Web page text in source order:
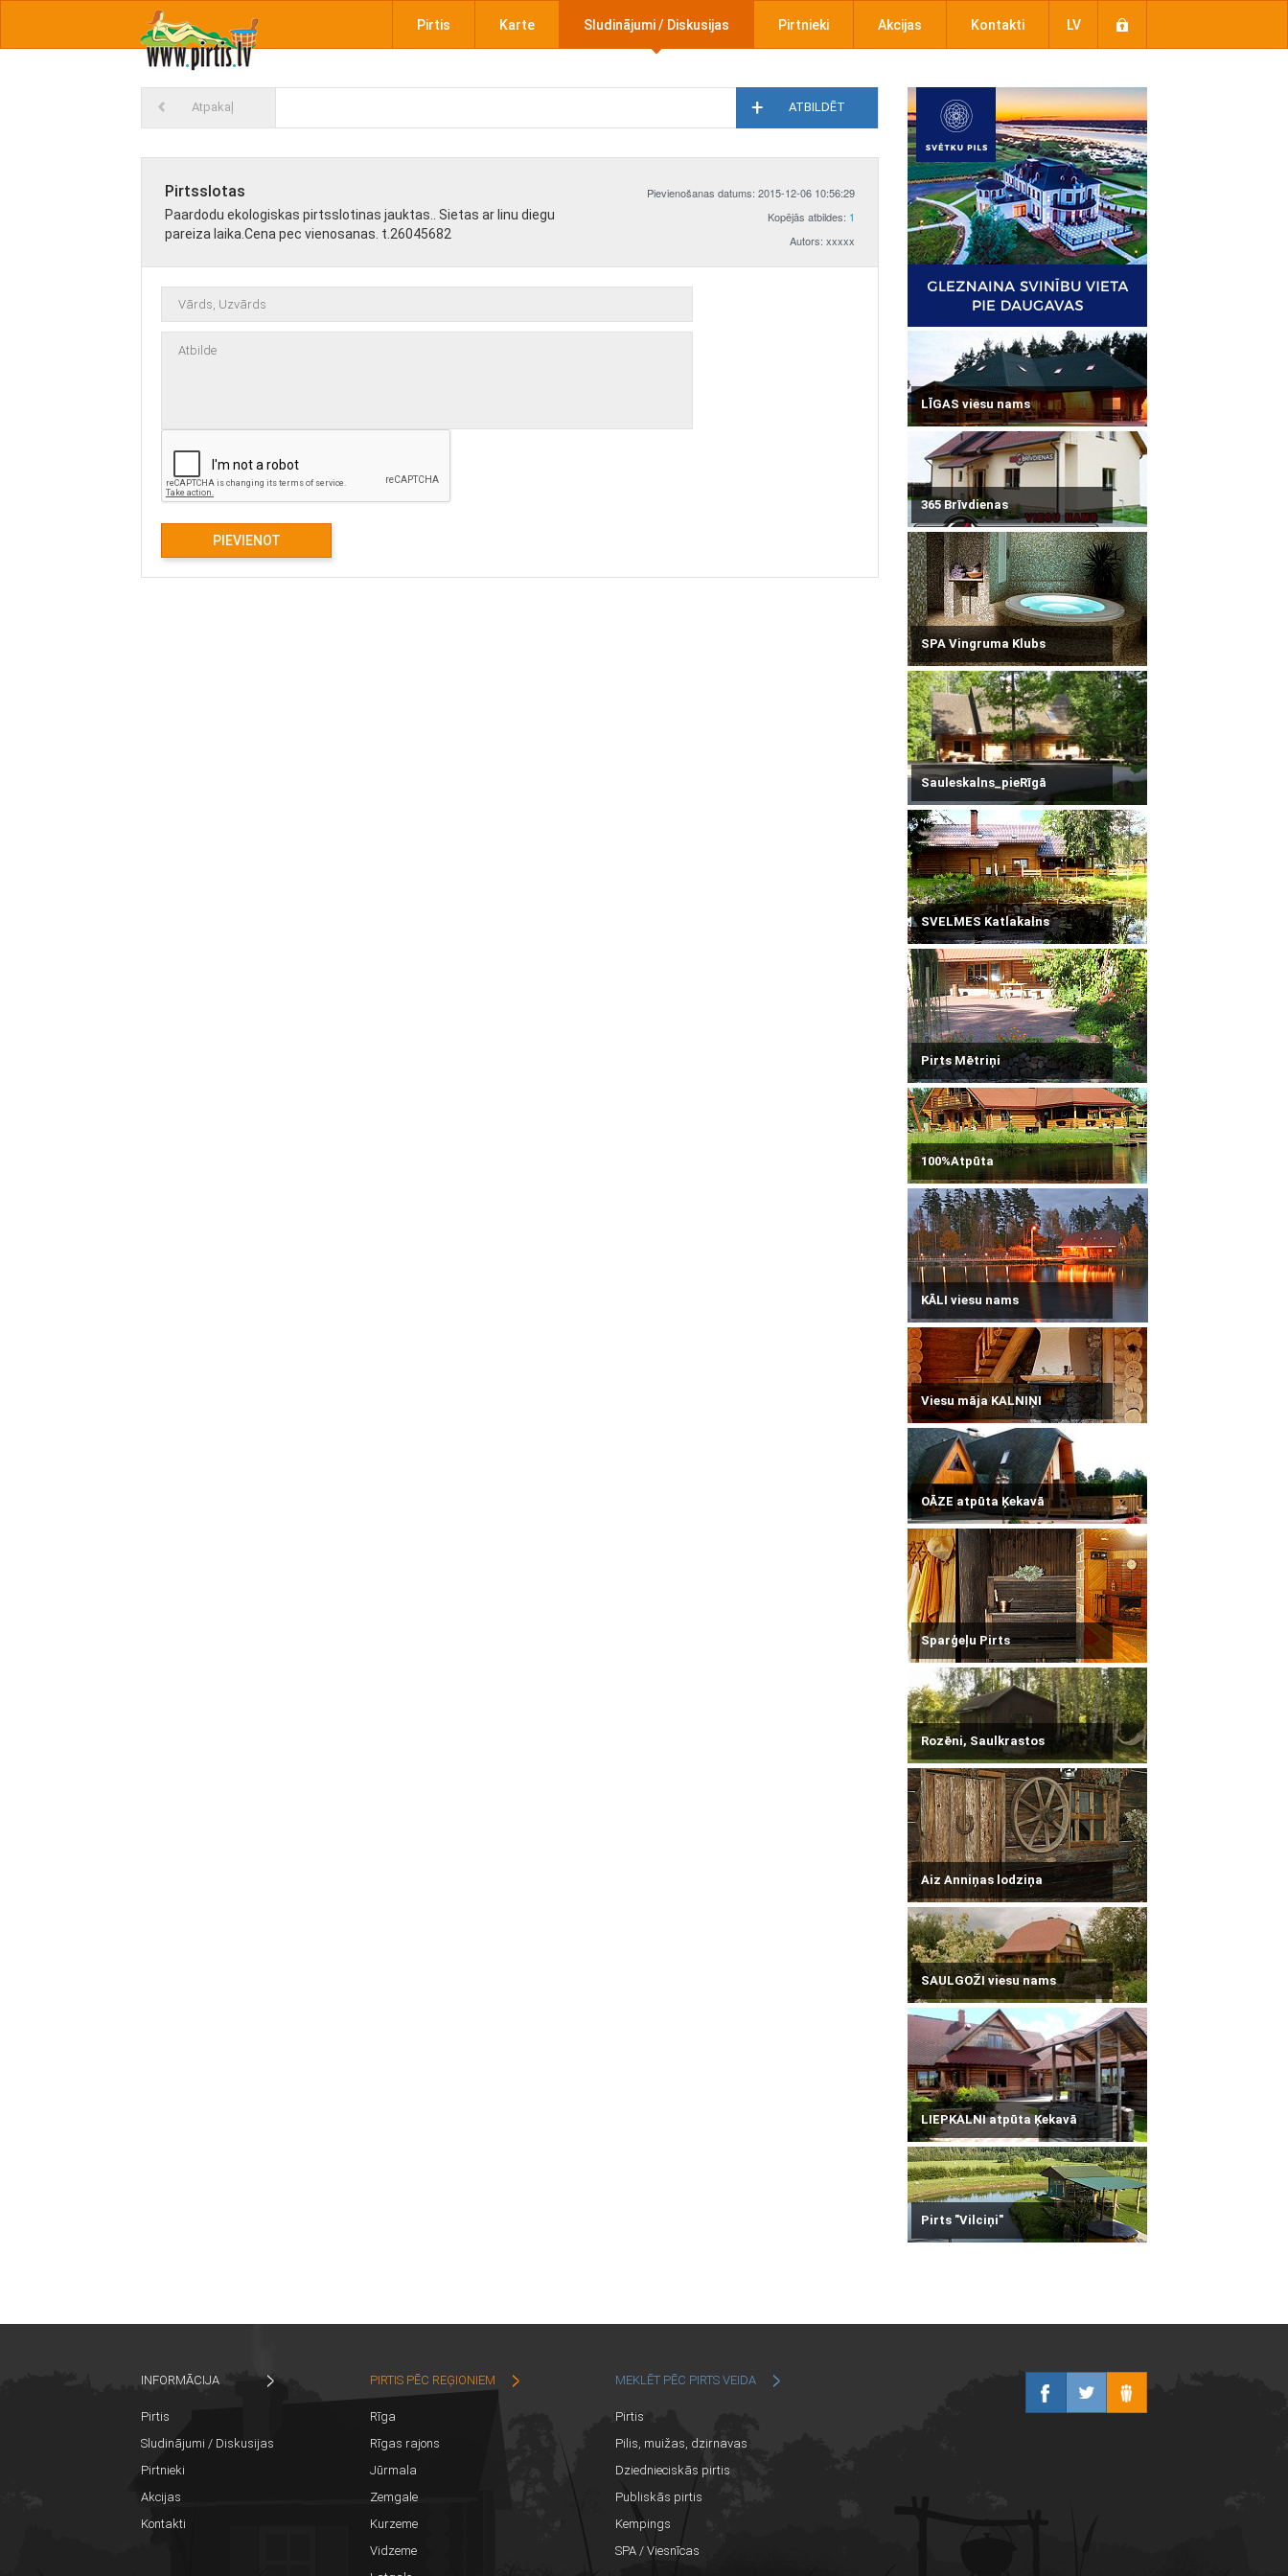
Pirtis Karte Sludinājumi / Diskusijas Pirtnieki Akcijas Kontakti LV
LĪGAS viesu nams
365 Brīvdienas
SPA Vingruma Klubs
Sauleskalns_pieRīgā
SVELMES Katlakalns
Pirts Mētriņi
100%Atpūta
KĀLI viesu nams
Viesu māja KALNIŅI
OĀZE atpūta Ķekavā
Sparģeļu Pirts
Rozēni, Saulkrastos
Aiz Anniņas lodziņa
SAULGOŽI viesu nams
LIEPKALNI atpūta Ķekavā
Pirts "Vilciņi"
Atpakaļ ATBILDĒT
Pirtsslotas
Paardodu ekologiskas pirtsslotinas jauktas.. Sietas ar linu diegu
pareiza laika.Cena pec vienosanas. t.26045682
Pievienošanas datums: 2015-12-06 10:56:29
Kopējās atbildes: 1
Autors: xxxxx
INFORMĀCIJA
Pirtis
Sludinājumi / Diskusijas
Pirtnieki
Akcijas
Kontakti
PIRTIS PĒC REĢIONIEM
Rīga
Rīgas rajons
Jūrmala
Zemgale
Kurzeme
Vidzeme
MEKLĒT PĒC PIRTS VEIDA
Pirtis
Pilis, muižas, dzirnavas
Dziednieciskās pirtis
Publiskās pirtis
Kempings
SPA / Viesnīcas